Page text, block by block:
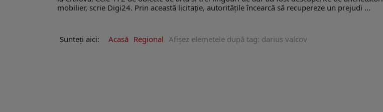
mobilier, scrie Digi24. Prin această licitație, autoritățile încearcă să recupereze un prejudi ...
Sunteți aici: Acasă Regional Afişez elemetele după tag: darius valcov